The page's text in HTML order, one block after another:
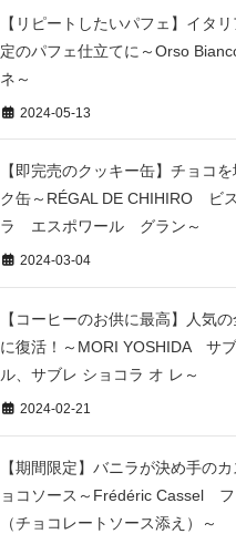
【リピートしたいパフェ】イタ
定のパフェ仕立てに～Orso
ネ～
2024-05-13
【即完売のクッキー缶】チョコ
ク缶～RÉGAL DE CHIHIRO ビ
ラ エスポワール グラン～
2024-03-04
【コーヒーのお供に最高】人気
に復活！～MORI YOSHIDA サ
ル、サブレ ショコラ オ レ～
2024-02-21
【期間限定】バニラが決め手の
ョコソース～Frédéric Cassel
（チョコレートソース添え）～